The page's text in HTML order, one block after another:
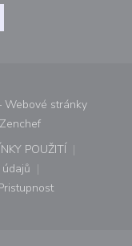
Webové stránky
Zenchef((otevře se v
POUŽITÍ
((otevře se v novém
v novém okně))
okně))
((otevře se v novém